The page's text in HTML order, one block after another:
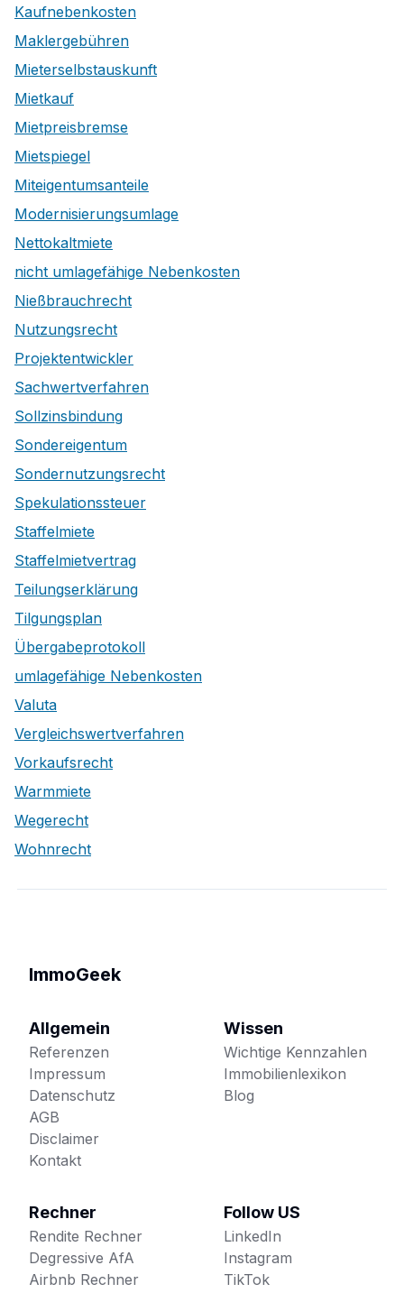
Kaufnebenkosten
Maklergebühren
Mieterselbstauskunft
Mietkauf
Mietpreisbremse
Mietspiegel
Miteigentumsanteile
Modernisierungsumlage
Nettokaltmiete
nicht umlagefähige Nebenkosten
Nießbrauchrecht
Nutzungsrecht
Projektentwickler
Sachwertverfahren
Sollzinsbindung
Sondereigentum
Sondernutzungsrecht
Spekulationssteuer
Staffelmiete
Staffelmietvertrag
Teilungserklärung
Tilgungsplan
Übergabeprotokoll
umlagefähige Nebenkosten
Valuta
Vergleichswertverfahren
Vorkaufsrecht
Warmmiete
Wegerecht
Wohnrecht
ImmoGeek
Allgemein
Referenzen
Impressum
Datenschutz
AGB
Disclaimer
Kontakt
Wissen
Wichtige Kennzahlen
Immobilienlexikon
Blog
Rechner
Rendite Rechner
Degressive AfA
Airbnb Rechner
Follow US
LinkedIn
Instagram
TikTok